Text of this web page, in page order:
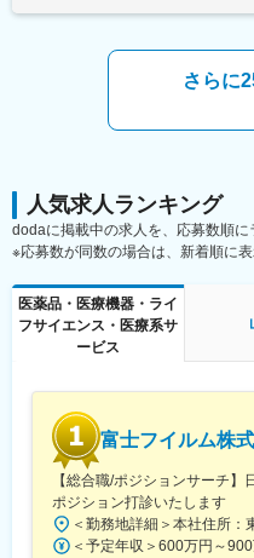
・開発言語
-VB.NET（ASP.NET）
-SQL Server
■管理規模
PC、スマホの取扱台数：
台、PC約180台、スマホ
■組織体制
社員5名、パート1名が所
領域を中心に、メンバー
す。
■キャリアパス
自社独自の人事評価制度
バック（期待役割の確認
度をしっかりと評価し、
す。
■仕事の魅力
システム面でのトラブル
含めた表記です。
さらに
人気求人ランキング
dodaに掲載中の求人を、応募数順に
※応募数が同数の場合は、新着順に表
医薬品・医療機器・ライ
フサイエンス・医療系サ
ービス
富士フイルム株
【総合職/ポジションサーチ
ポジション打診いたします